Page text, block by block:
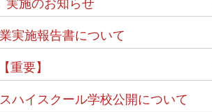
実施報告書について
要】
ハイスクール学校公開について